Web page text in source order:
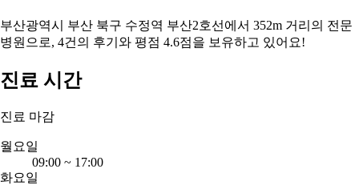
부산광역시 부산 북구 수정역 부산2호선에서 352m 거리의 전문
병원으로, 4건의 후기와 평점 4.6점을 보유하고 있어요!
진료 시간
진료 마감
월요일
09:00 ~ 17:00
화요일